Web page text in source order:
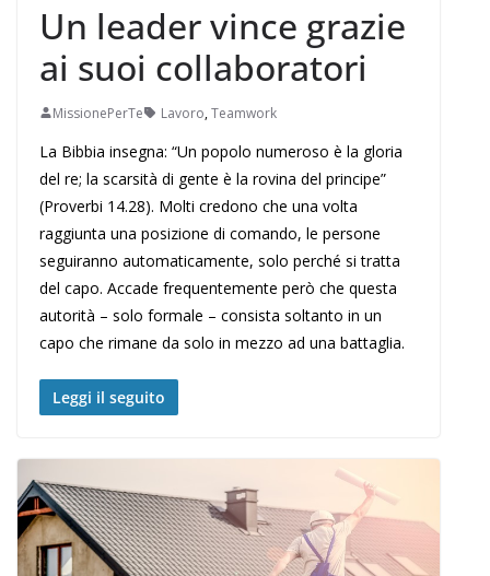
Un leader vince grazie
ai suoi collaboratori
MissionePerTe Lavoro,Teamwork
La Bibbia insegna: “Un popolo numeroso è la gloria
del re; la scarsità di gente è la rovina del principe”
(Proverbi 14.28). Molti credono che una volta
raggiunta una posizione di comando, le persone
seguiranno automaticamente, solo perché si tratta
del capo. Accade frequentemente però che questa
autorità – solo formale – consista soltanto in un
capo che rimane da solo in mezzo ad una battaglia.
Leggi il seguito